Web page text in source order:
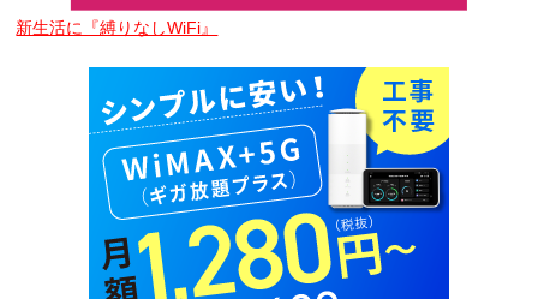
新生活に『縛りなしWiFi』